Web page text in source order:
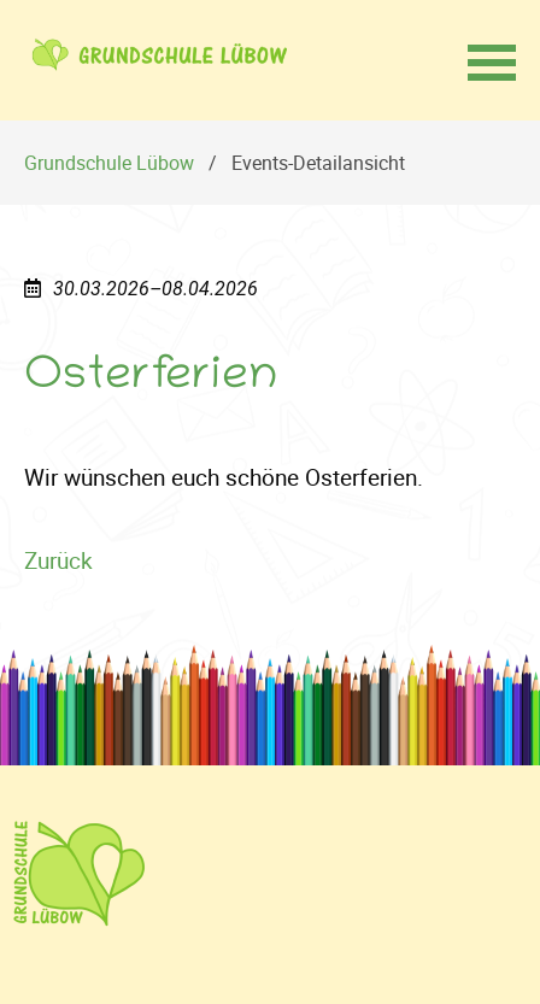
überspringen
Grundschule Lübow Events-Detailansicht
30.03.2026–08.04.2026
Osterferien
Wir wünschen euch schöne Osterferien.
Zurück